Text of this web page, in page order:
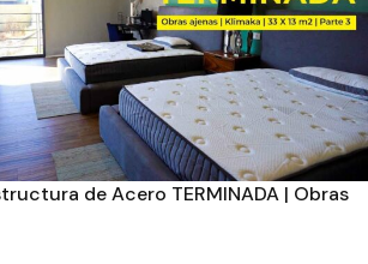
de Acero TERMINADA | Obras